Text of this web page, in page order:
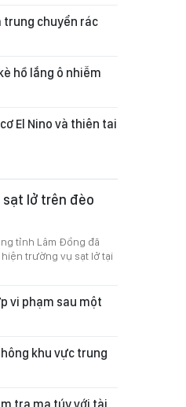
trung chuyển rác
hồ lắng ô nhiễm
El Nino và thiên tai
sạt lở trên đèo
tỉnh Lâm Đồng đã
trường vụ sạt lở tại
vi phạm sau một
khu vực trung